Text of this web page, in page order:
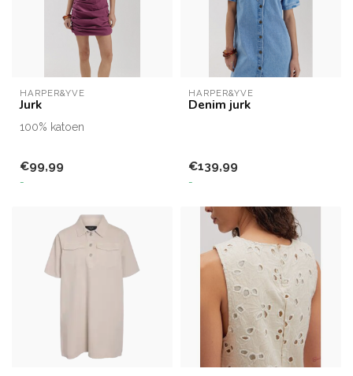
HARPER&YVE
Jurk
100% katoen
€99,99
-
HARPER&YVE
Denim jurk
€139,99
-